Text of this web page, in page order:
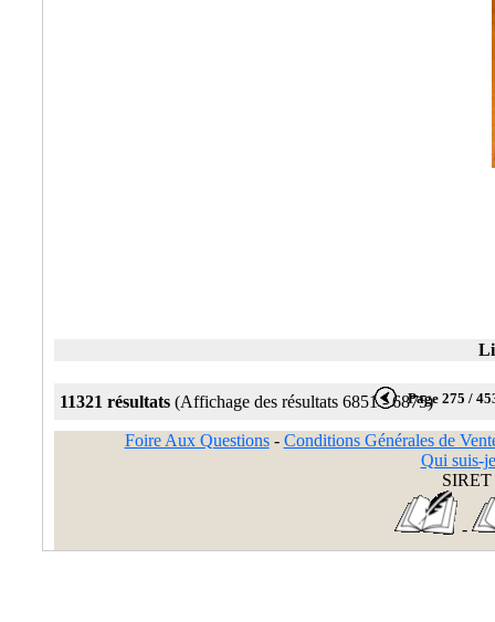
11321 résultats (Affichage des résultats 6851 - 6875)Page 275 /
Foire Aux Questions- Conditions Générales de
Qui suis-
SIRET
-